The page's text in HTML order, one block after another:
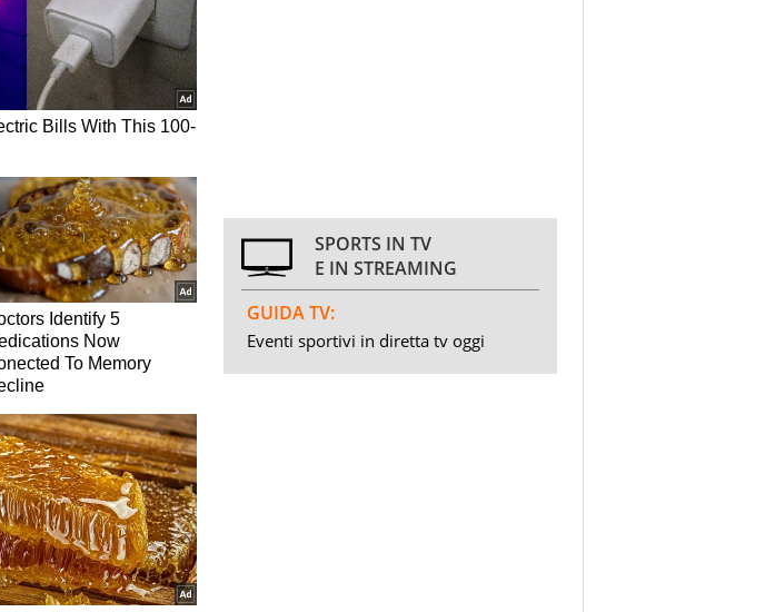
SPORTS IN TV
E IN STREAMING
GUIDA TV:
Eventi sportivi in diretta tv oggi